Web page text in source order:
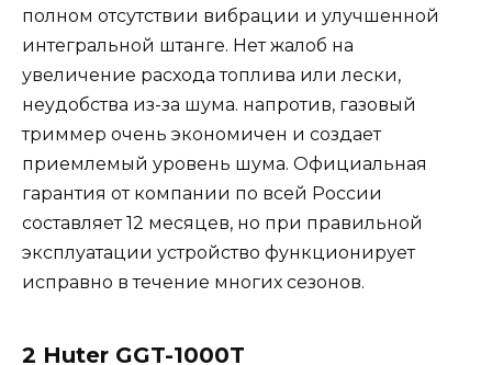
полном отсутствии вибрации и улучшенной
интегральной штанге. Нет жалоб на
увеличение расхода топлива или лески,
неудобства из-за шума. напротив, газовый
триммер очень экономичен и создает
приемлемый уровень шума. Официальная
гарантия от компании по всей России
составляет 12 месяцев, но при правильной
эксплуатации устройство функционирует
исправно в течение многих сезонов.
2 Huter GGT-1000T